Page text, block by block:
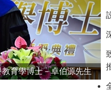
育學博士－卓伯源先生